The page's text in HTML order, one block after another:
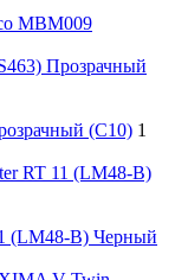
MBM009
(C10) 1
(LM48-B) Черный